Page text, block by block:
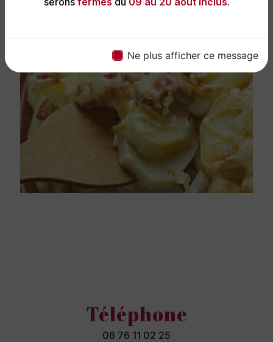
Ne plus afficher ce message
Téléphone
06 76 11 02 25